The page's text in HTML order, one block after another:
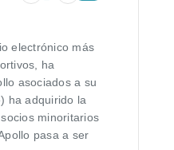
electrónico más
ha
asociados a su
ha adquirido la
minoritarios
pasa a ser